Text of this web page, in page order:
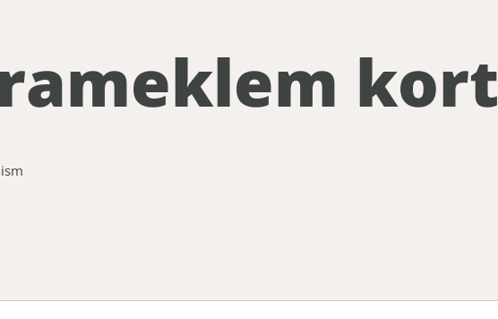
kort